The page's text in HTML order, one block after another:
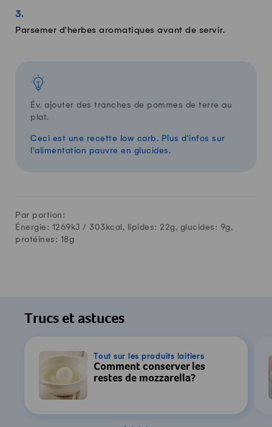
Parsemer d'herbes aromatiques avant de servir.
Év. ajouter des tranches de pommes de terre au
plat.
Ceci est une recette low carb. Plus d'infos sur
l'alimentation pauvre en glucides.
Par portion:
Énergie: 1269kJ / 303 kcal, lipides: 22g, glucides: 9g,
protéines: 18g
Trucs et astuces
Tout sur les produits laitiers
Comment conserver les
restes de mozzarella?